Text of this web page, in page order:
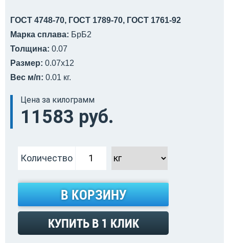
ГОСТ 4748-70, ГОСТ 1789-70, ГОСТ 1761-92
Марка сплава: БрБ2
Толщина: 0.07
Размер: 0.07x12
Вес м/п: 0.01 кг.
Цена за килограмм
11583 руб.
Количество
В КОРЗИНУ
КУПИТЬ В 1 КЛИК